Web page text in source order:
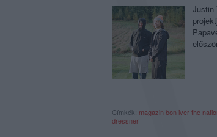
Justin
Címkék: magazin bon iverthe
dressner